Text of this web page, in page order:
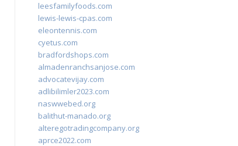
leesfamilyfoods.com
lewis-lewis-cpas.com
eleontennis.com
cyetus.com
bradfordshops.com
almadenranchsanjose.com
advocatevijay.com
adlibilimler2023.com
naswwebed.org
balithut-manado.org
alteregotradingcompany.org
aprce2022.com